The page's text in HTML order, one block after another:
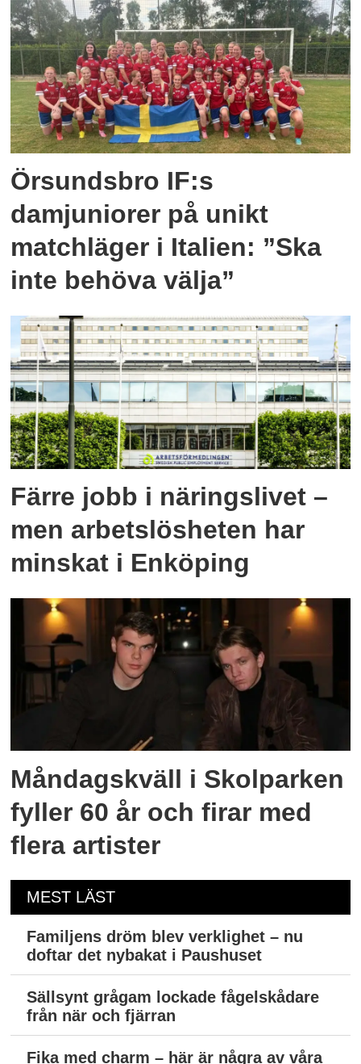
Örsundsbro IF:s
damjuniorer på unikt
matchläger i Italien: ”Ska
inte behöva välja”
Färre jobb i näringslivet –
men arbetslösheten har
minskat i Enköping
Måndagskväll i Skolparken
fyller 60 år och firar med
flera artister
MEST LÄST
Familjens dröm blev verklighet – nu
doftar det nybakat i Paushuset
Sällsynt grågam lockade fågelskådare
från när och fjärran
Fika med charm – här är några av våra